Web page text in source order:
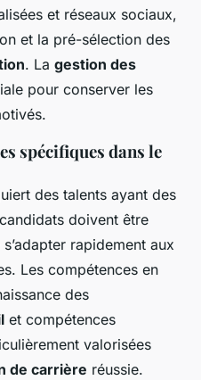
et réseaux sociaux,
et la pré-sélection des
. La gestion des
pour conserver les
spécifiques dans le
des talents ayant des
doivent être
rapidement aux
Les compétences en
des
et compétences
valorisées
de carrière réussie.